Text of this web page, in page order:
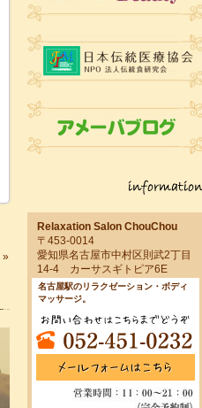
»
Relaxation Salon ChouChou
〒453-0014
愛知県名古屋市中村区則武2丁目
14-4 カーサスギトピア6E
名古屋駅のリラクゼーション・ボディ
マッサージ。